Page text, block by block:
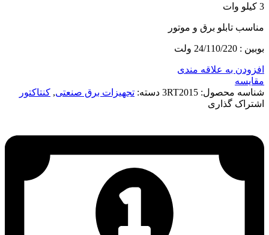
3 کیلو وات
مناسب تابلو برق و موتور
بوبین : 24/110/220 ولت
افزودن به علاقه مندی
مقایسه
شناسه محصول: 3RT2015 دسته: تجهیزات برق صنعتی, کنتاکتور
اشتراک گذاری